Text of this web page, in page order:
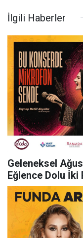
İlgili Haberler
Geleneksel
Eğlence Dolu